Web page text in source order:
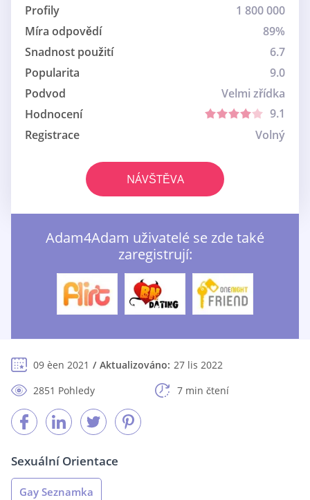
Profily
1 800 000
Míra odpovědí
89%
Snadnost použití
6.7
Popularita
9.0
Podvod
Velmi zřídka
Hodnocení
9.1
Registrace
Volný
NÁVŠTĚVA
Adam4Adam uživatelé se zde také
zaregistrují:
09 èen 2021 Aktualizováno: 27 lis 2022
2851 Pohledy
7 min čtení
Sexuální Orientace
Gay Seznamka